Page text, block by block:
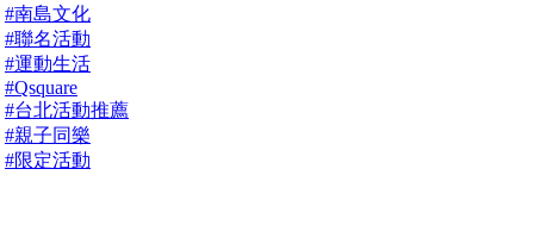
#南島文化
#聯名活動
#運動生活
#Qsquare
#台北活動推薦
#親子同樂
#限定活動